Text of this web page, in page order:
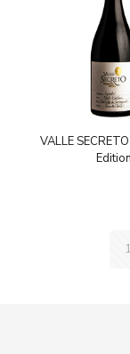
VALLE
Edition
1